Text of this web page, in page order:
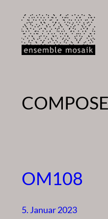
Inhalt
springen
OM108
5. Januar 2023